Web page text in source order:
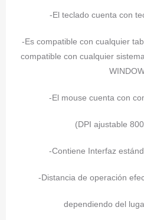
-El teclado cuenta con
-Es compatible con cualquier
compatible con cualquier
-El mouse cuenta con
(DPI ajustable
-Contiene Interfaz
-Distancia de operación
dependiendo del